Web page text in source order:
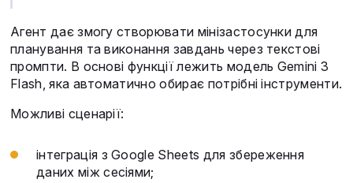
Агент дає змогу створювати мінізастосунки для
планування та виконання завдань через текстові
промпти. В основі функції лежить модель Gemini 3
Flash, яка автоматично обирає потрібні інструменти.
Можливі сценарії:
інтеграція з Google Sheets для збереження
даних між сесіями;